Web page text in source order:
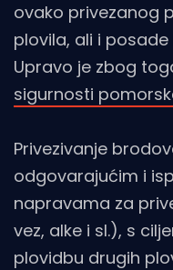
ovako privezanog
plovila, ali i
Upravo je zbog
sigurnosti
Privezivanje
odgovarajućim i
napravama za
vez, alke i sl.), s
plovidbu drugih